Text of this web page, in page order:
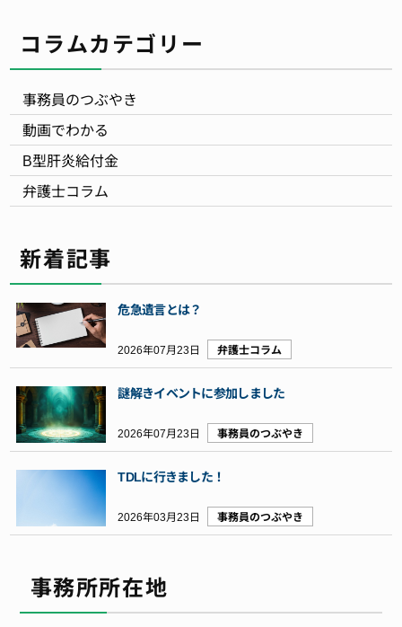
コラムカテゴリー
事務員のつぶやき
動画でわかる
B型肝炎給付金
弁護士コラム
新着記事
危急遺言とは？
2026年07月23日 弁護士コラム
謎解きイベントに参加しました
2026年07月23日 事務員のつぶやき
TDLに行きました！
2026年03月23日 事務員のつぶやき
事務所所在地